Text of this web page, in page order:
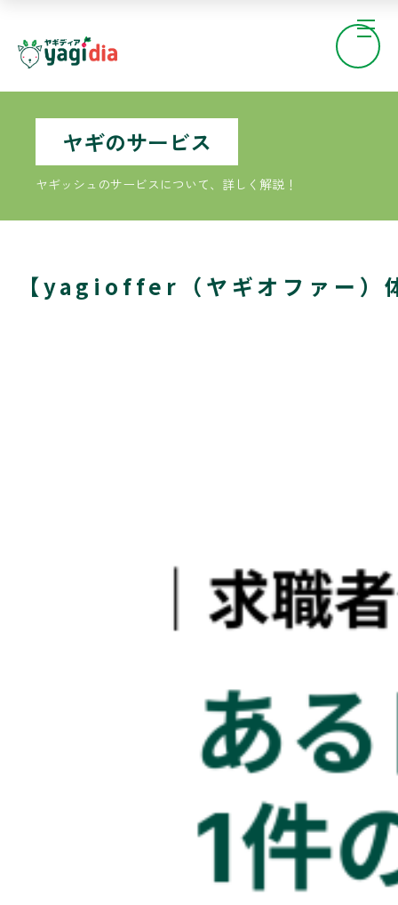
ヤギのサービス
ヤギッシュのサービスについて、詳しく解説！
【yagioffer（ヤギオファー）